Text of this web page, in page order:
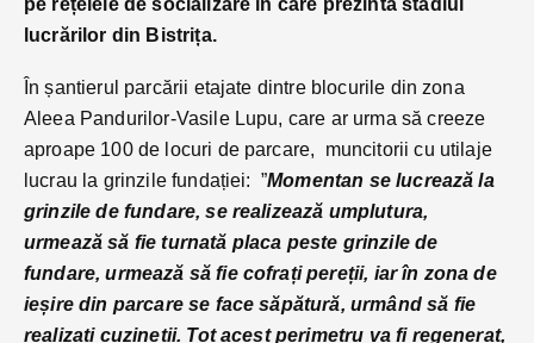
lucrărilor din Bistrița.
În șantierul parcării etajate dintre blocurile din zona
Aleea Pandurilor-Vasile Lupu, care ar urma să creeze
aproape 100 de locuri de parcare, muncitorii cu utilaje
lucrau la grinzile fundației: ”Momentan se lucrează la
grinzile de fundare, se realizează umplutura,
urmează să fie turnată placa peste grinzile de
fundare, urmează să fie cofrați pereții, iar în zona de
ieșire din parcare se face săpătură, urmând să fie
realizați cuzineții. Tot acest perimetru va fi regenerat,